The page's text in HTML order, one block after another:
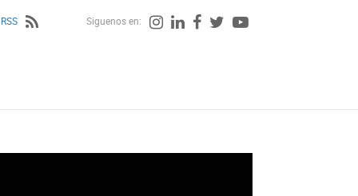
Siguenos en: